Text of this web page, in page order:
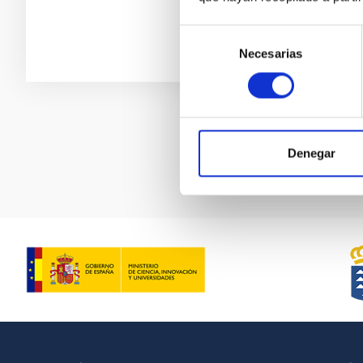
consentimiento
Necesarias
Denegar